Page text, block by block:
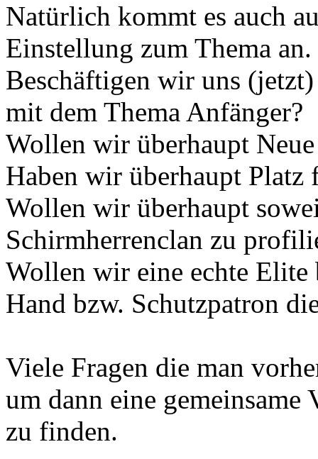
Natürlich kommt es auch
Einstellung zum Thema an.
Beschäftigen wir uns
mit dem Thema Anfänger?
Wollen wir überhaupt
Haben wir überhaupt Platz
Wollen wir überhaupt
Schirmherrenclan zu
Wollen wir eine echte Elite
Hand bzw. Schutzpatron
Viele Fragen die man
um dann eine gemeinsame
zu finden.